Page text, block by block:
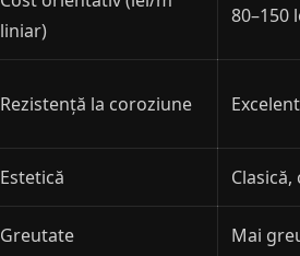
liniar)
80–150
Rezistență la coroziune
Estetică
Greutate Mai